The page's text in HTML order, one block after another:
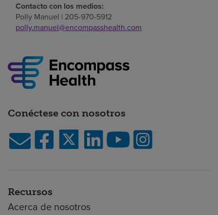
Contacto con los medios:
Polly Manuel | 205-970-5912
polly.manuel@encompasshealth.com
Conéctese con nosotros
Recursos
Acerca de nosotros